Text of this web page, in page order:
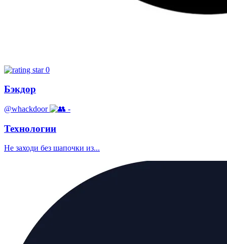
0
Бэкдор
@whackdoor -
Технологии
Не заходи без шапочки из...